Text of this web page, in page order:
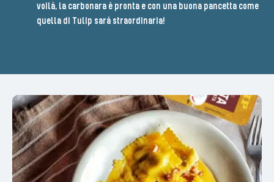
voilà, la carbonara è pronta e con una buona pancetta come
quella di Tulip sarà straordinaria!